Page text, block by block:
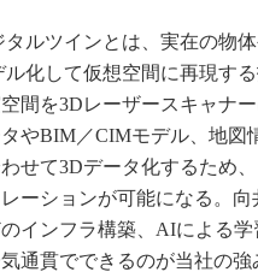
ルツインとは、実在の物体
ル化して仮想空間に再現す
間を3Dレーザースキャナ
やBIM／CIMモデル、地図
せて3Dデータ化するため
ーションが可能になる。
インフラ構築、AIによる
気通貫でできるのが当社の